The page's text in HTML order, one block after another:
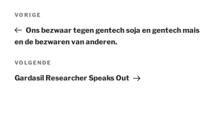
Vorig
bericht
VORIGE
Ons bezwaar tegen gentech soja en gentech mais
en de bezwaren van anderen.
Volgend
bericht
VOLGENDE
Gardasil Researcher Speaks Out